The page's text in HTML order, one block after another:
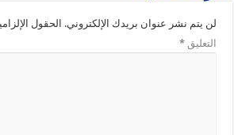
لن يتم نشر عنوان بريدك الإلكتروني. الحقول
التعليق*